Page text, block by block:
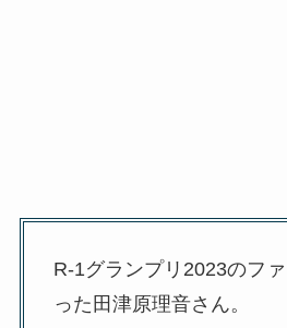
R-1グランプリ2023のフ
った田津原理音さん。